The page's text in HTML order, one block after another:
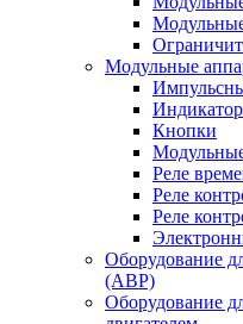
Модульные
Кнопки
Реле
Реле
Реле
Оборудование
(АВР)
Оборудование